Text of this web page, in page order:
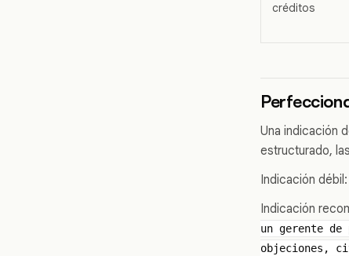
créditos
Una indicación
estructurado,
Indicación débil:
Indicación
un gerente
objeciones,